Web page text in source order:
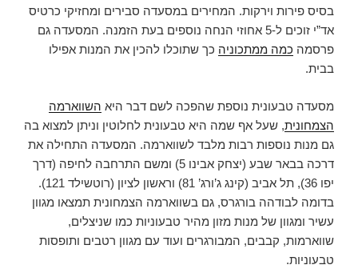
בסיס פירות וירקות. המחירים במסעדה סבירים ומחזיקי כרטיס
אד”י זוכים ל-5 אחוזי הנחה נוספים בעת הזמנה. המסעדה גם
פרסמה כמה ממתכוניה כך שתוכלו להכין את המנות אפילו
בבית.
מסעדה טבעונית נוספת שהפכה לשם דבר היא השווארמה
הצמחונית, שעל אף שמה היא טבעונית לחלוטין וניתן למצוא בה
גם מנות נוספות רבות מלבד לשווארמה. המסעדה התחילה את
דרכה בבאר שבע (יצחק אבינו 5) ומשם התרחבה לחיפה (דרך
יפו 36), תל אביב (קינג ג’ורג’ 81) וראשון לציון (רוטשילד 121).
בדומה לבודהה בורגרס, גם בשווארמה הצמחונית תמצאו מגוון
עשיר ומגוון של מנות מזון מהיר טבעוניות כמו שניצלים,
שווארמות, קבבים, המבורגרים ועוד עם מגוון רטבים ותופסות
טבעוניות.